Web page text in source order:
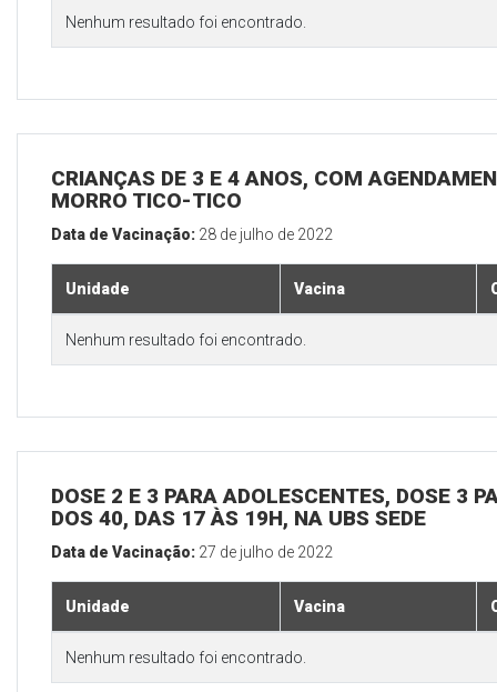
Nenhum resultado foi encontrado.
CRIANÇAS DE 3 E 4 ANOS, COM
MORRO TICO-TICO
Data de Vacinação: 28 de julho de 2022
Unidade Vacina
Nenhum resultado foi encontrado.
DOSE 2 E 3 PARA ADOLESCENTES, DOSE 3
DOS 40, DAS 17 ÀS 19H, NA UBS SEDE
Data de Vacinação: 27 de julho de 2022
Unidade Vacina
Nenhum resultado foi encontrado.